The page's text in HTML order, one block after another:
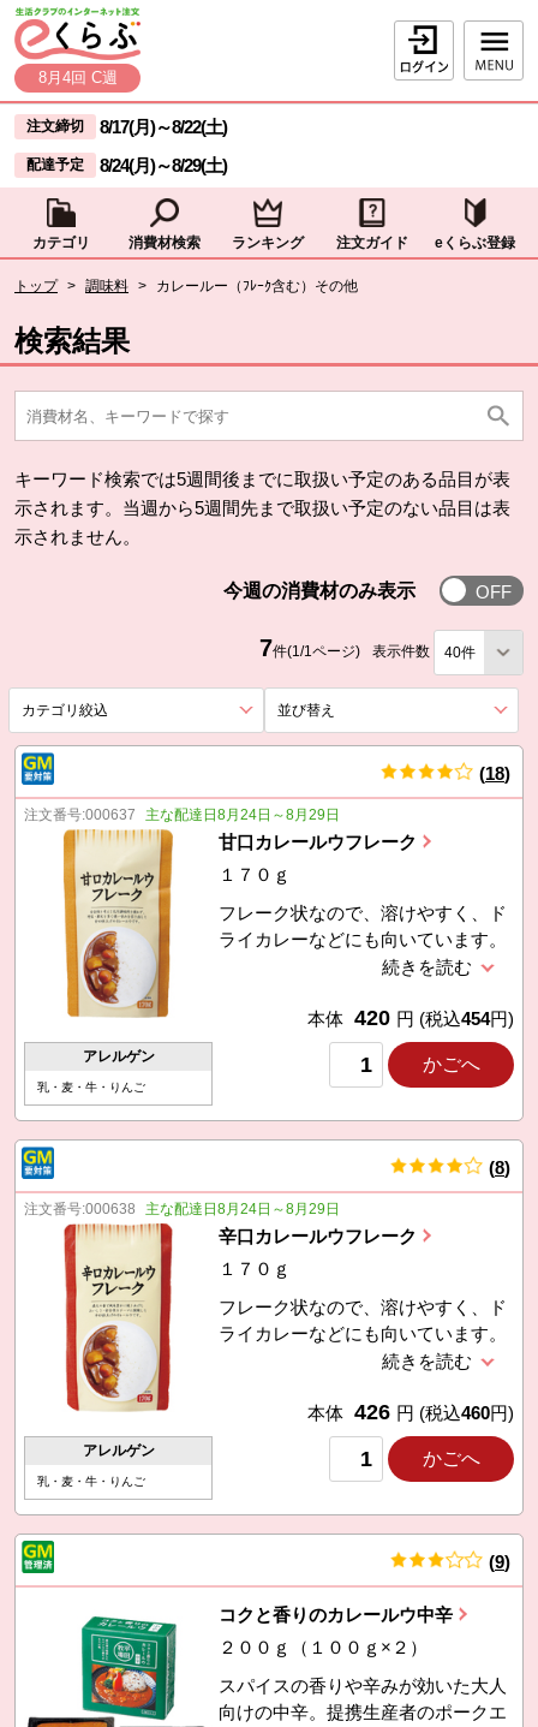
ページの先頭です。
本文へジャンプする。
8月4回 C週
ログイン
ここからサイト内共通メニューです。
サイト内共通メニューをスキップする
注文締切 8/17(月)～8/22(土)
配達予定 8/24(月)～8/29(土)
カテゴリ 消費材検索 ランキング 注文ガイド eくらぶ登録
トップ > 調味料 > カレールー（ﾌﾚｰｸ含む）その他
検索結果
キーワード検索では5週間後までに取扱い予定のある品目が表
示されます。当週から5週間先まで取扱い予定のない品目は表
示されません。
今週の消費材のみ表示 今週の消費
7件(1/1ページ) 表示件数
カテゴリ絞込 並び替え
(18)
注文番号:000637 主な配達日8月24日～8月29日
アレルゲン
乳・麦・牛・りんご
甘口カレールウフレーク
１７０ｇ
フレーク状なので、溶けやすく、ド
ライカレーなどにも向いています。
食用油脂は豚脂が原材料です。1袋
本体 420 円 (税込454円)
かごへ
(8)
注文番号:000638 主な配達日8月24日～8月29日
アレルゲン
乳・麦・牛・りんご
辛口カレールウフレーク
１７０ｇ
フレーク状なので、溶けやすく、ド
ライカレーなどにも向いています。
組合員が主体になって開発。（製
本体 426 円 (税込460円)
かごへ
(9)
コクと香りのカレールウ中辛
２００ｇ（１００ｇ×２）
スパイスの香りや辛みが効いた大人
向けの中辛。提携生産者のポークエ